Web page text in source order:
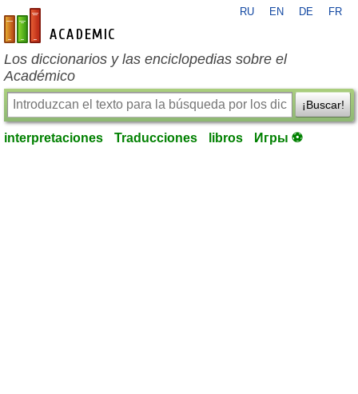
es-academic.com
RU EN DE FR
Los diccionarios y las enciclopedias sobre el
Académico
¡Buscar!
interpretaciones Traducciones libros Игры ⚽